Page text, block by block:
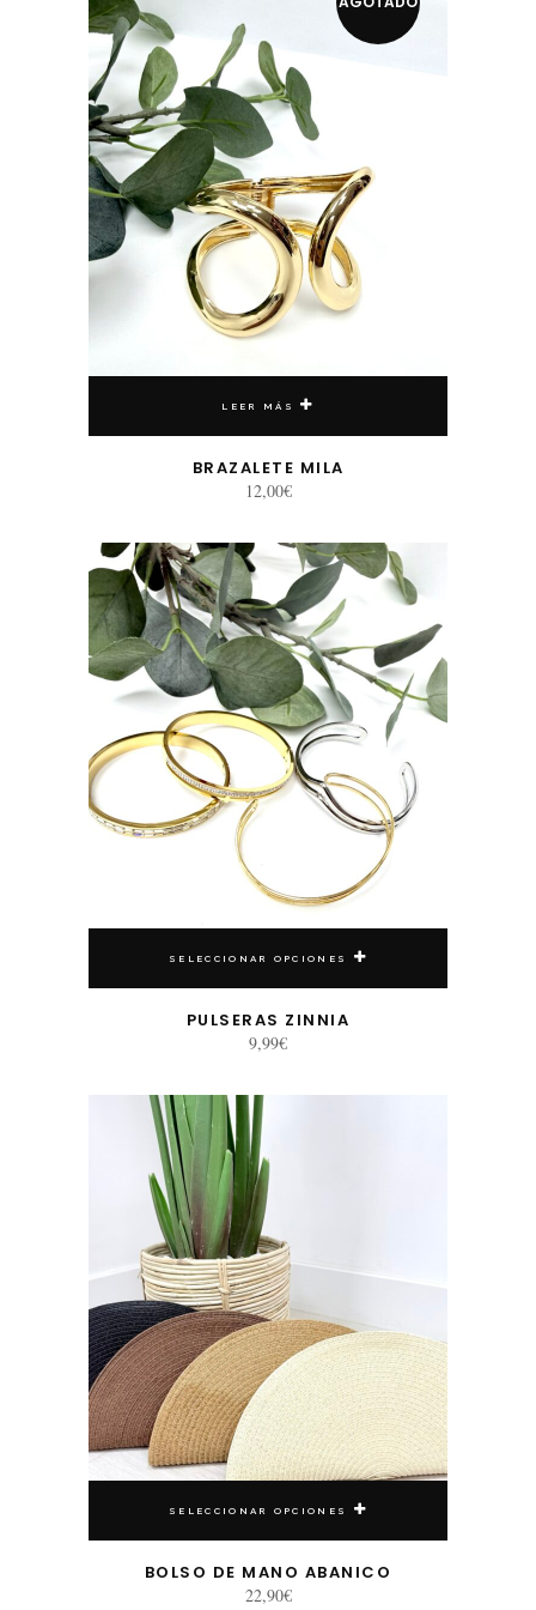
LEER MÁS
BRAZALETE MILA
12,00€
SELECCIONAR OPCIONES
PULSERAS ZINNIA
9,99€
SELECCIONAR OPCIONES
BOLSO DE MANO ABANICO
22,90€